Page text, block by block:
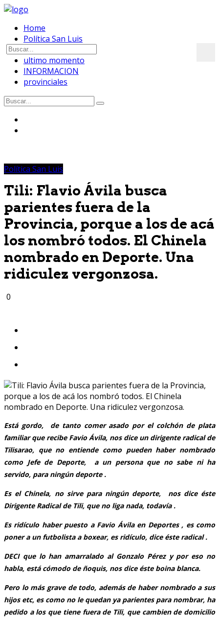
Home
Política San Luis
OPINION
ultimo momento
INFORMACION
provinciales
Política San Luis
Tili: Flavio Ávila busca
parientes fuera de la
Provincia, porque a los de acá
los nombró todos. El Chinela
nombrado en Deporte. Una
ridiculez vergonzosa.
0
Está gordo, de tanto comer asado por el colchón de plata
familiar que recibe Favio Ávila, nos dice un dirigente radical de
Tilisarao, que no entiende como pueden haber nombrado
como Jefe de Deporte, a un persona que no sabe ni ha
servido, para ningún deporte .
Es el Chinela, no sirve para ningún deporte, nos dice éste
Dirigente Radical de Tili, que no liga nada, todavía .
Es ridículo haber puesto a Favio Ávila en Deportes , es como
poner a un futbolista a boxear, es ridículo, dice éste radical .
DECI que lo han amarralado al Gonzalo Pérez y por eso no
habla, está cómodo de ñoquis, nos dice éste boina blanca.
Pero lo más grave de todo, además de haber nombrado a sus
hijos etc, es como no le quedan ya parientes para nombrar, ha
pedido a los que tiene fuera de Tili, que cambien de domicilio